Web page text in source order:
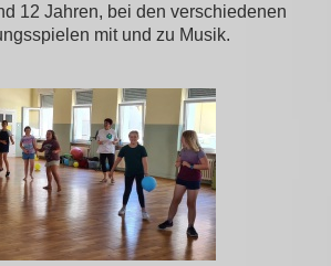
12 Jahren, bei den verschiedenen
mit und zu Musik.